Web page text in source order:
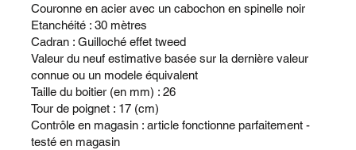
Couronne en acier avec un cabochon en spinelle noir
Etanchéité : 30 mètres
Cadran : Guilloché effet tweed
Valeur du neuf estimative basée sur la dernière valeur
connue ou un modele équivalent
Taille du boitier (en mm) : 26
Tour de poignet : 17 (cm)
Contrôle en magasin : article fonctionne parfaitement -
testé en magasin